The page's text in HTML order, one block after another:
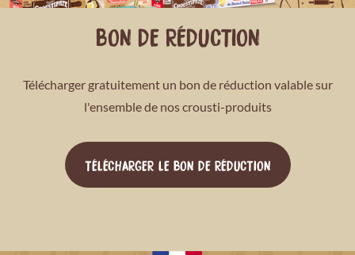
BON DE RÉDUCTION
Télécharger gratuitement un bon de réduction valable sur
l'ensemble de nos crousti-produits
TÉLÉCHARGER LE BON DE RÉDUCTION